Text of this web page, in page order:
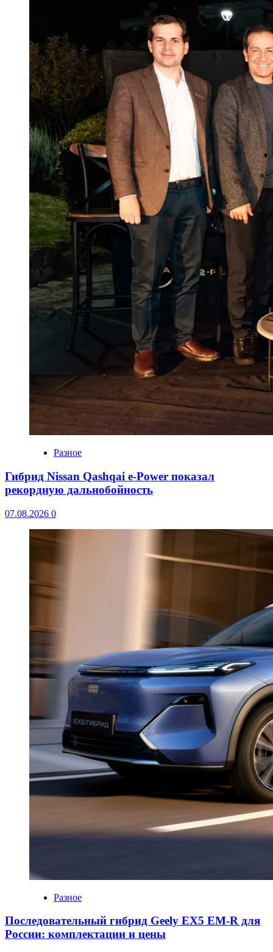
Разное
Гибрид Nissan Qashqai e-Power показал
рекордную дальнобойность
07.08.2026 0
Разное
Последовательный гибрид Geely EX5 EM-R для
России: комплектации и цены